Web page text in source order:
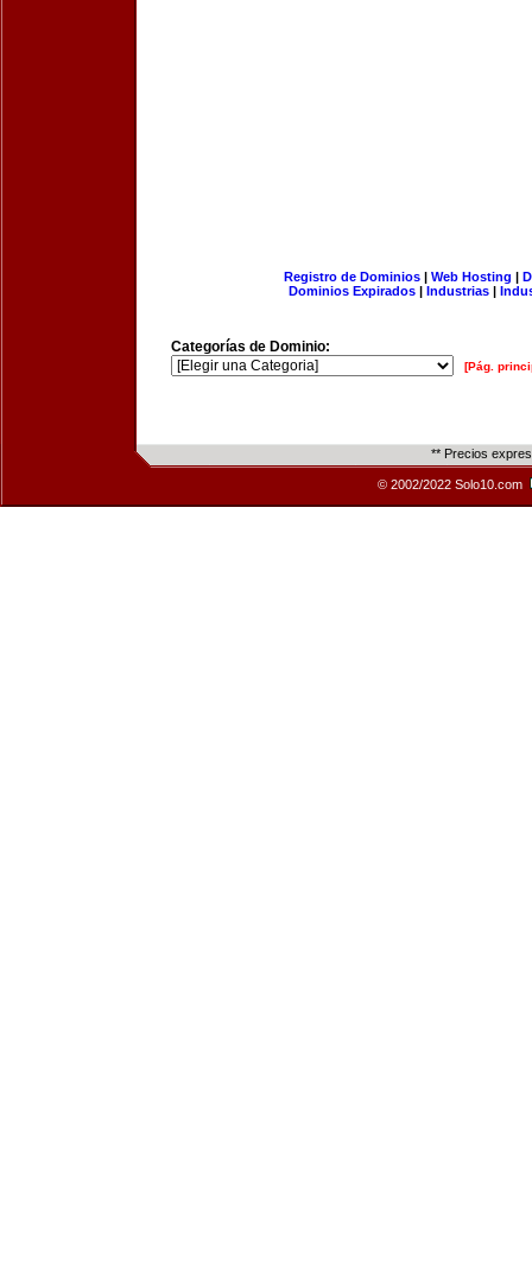
Registro de Dominios| Web Hosting |
Dominios Expirados | Industrias |
Categorías de Dominio:
[Pág.
** Precios
© 2002/2022 Solo10.com